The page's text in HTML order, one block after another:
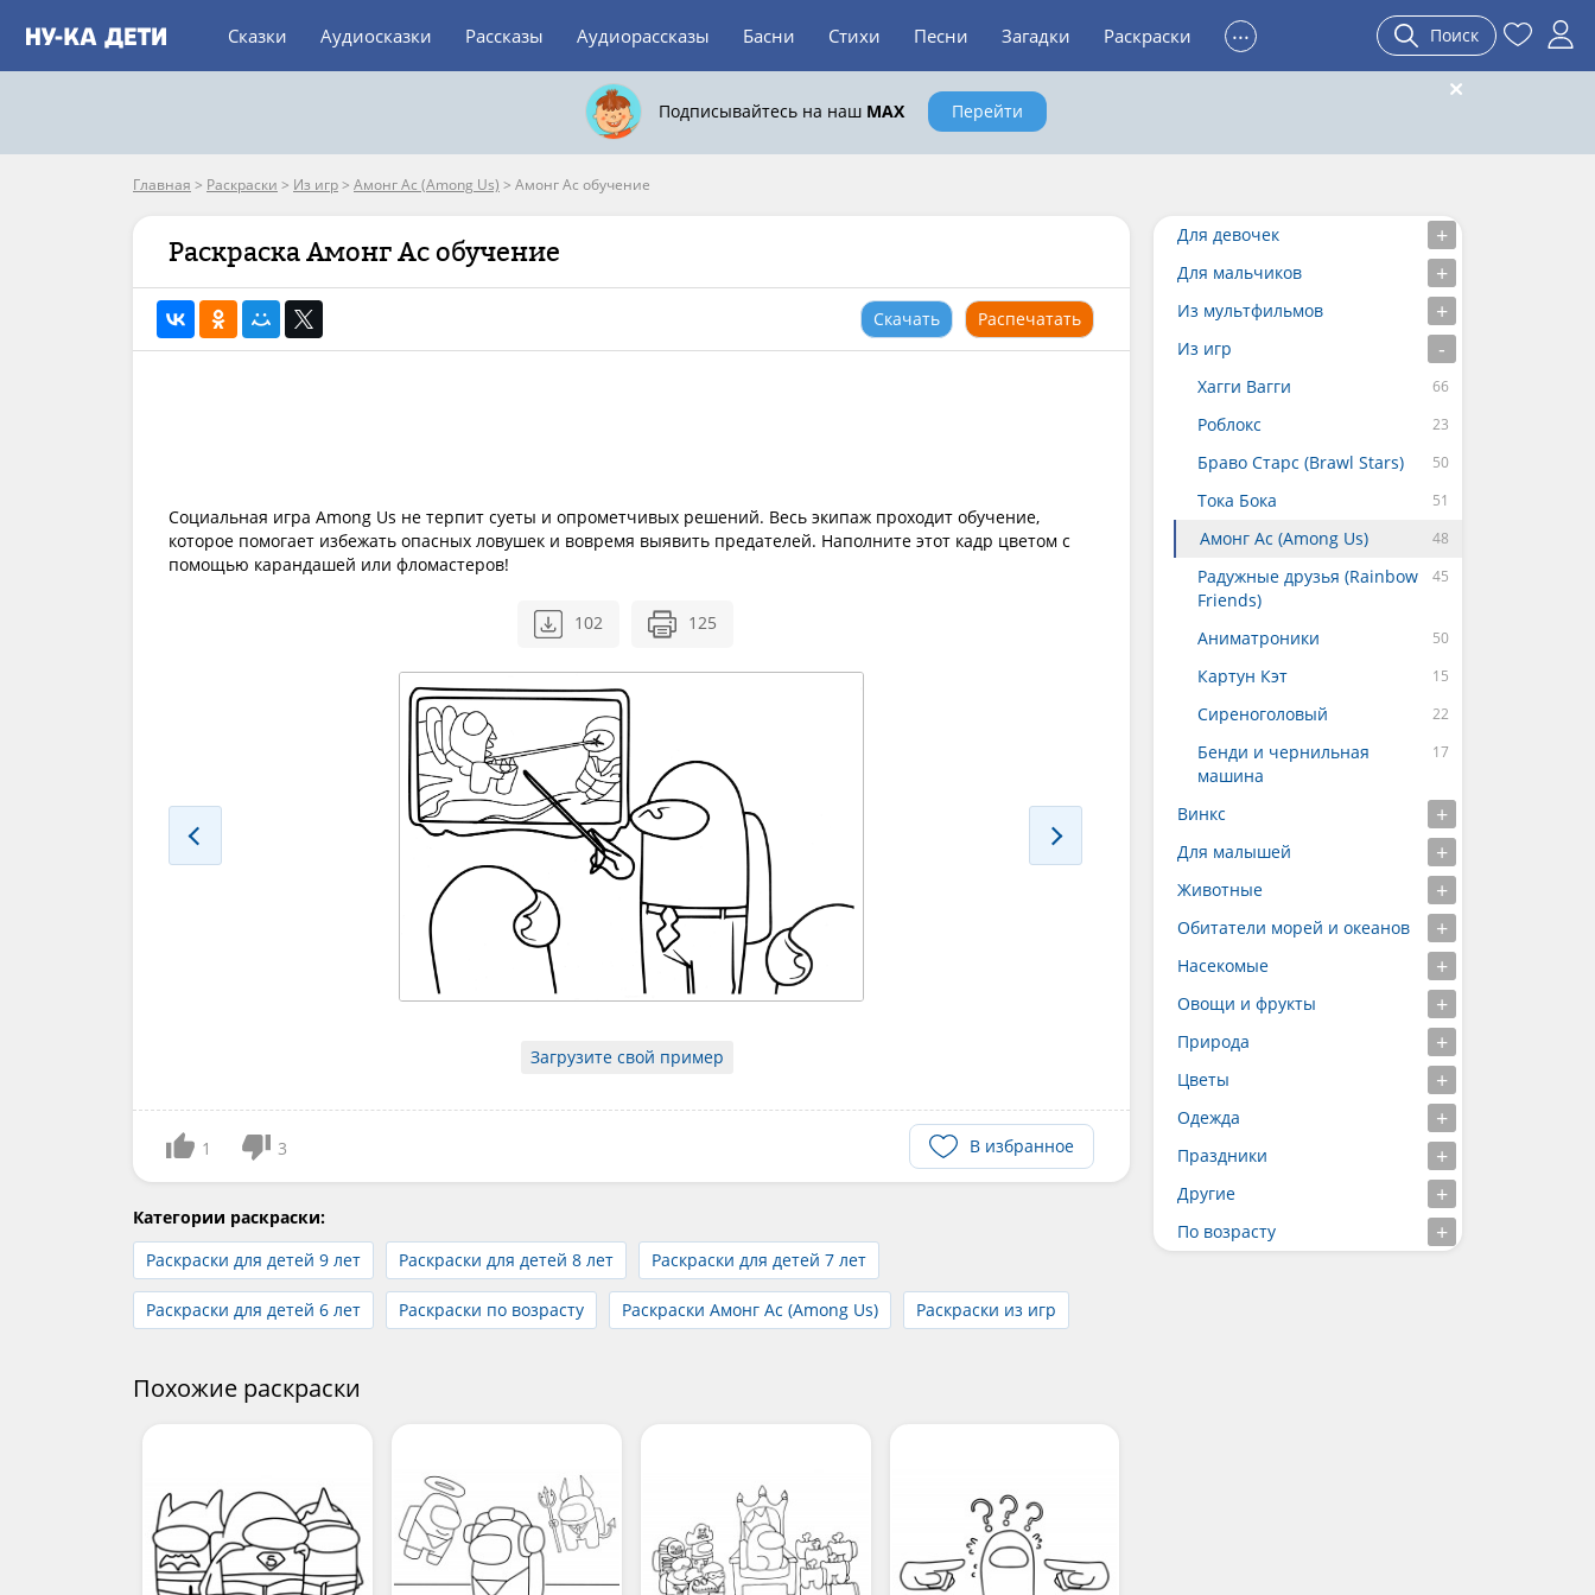
Сказки Аудиосказки Рассказы Аудиорассказы Басни Стихи Песни Загадки Раскраски ... Поиск
Подписывайтесь на наш MAX Перейти
Главная > Раскраски > Из игр> Амонг Ас (Among Us) > Амонг Ас обучение
Раскраска Амонг Ас обучение
Скачать Распечатать
Социальная игра Among Us не терпит суеты и опрометчивых решений. Весь экипаж проходит обучение,
которое помогает избежать опасных ловушек и вовремя выявить предателей. Наполните этот кадр цветом с
помощью карандашей или фломастеров!
102 125
Загрузите свой пример
1 3 В избранное
Категории раскраски:
Раскраски для детей 9 лет
Раскраски для детей 8 лет Раскраски для детей 7 лет
Раскраски для детей 6 лет Раскраски по возрасту Раскраски Амонг Ас (Among Us) Раскраски из игр
Похожие раскраски
Для девочек
Для мальчиков
Из мультфильмов
Из игр
Хагги Вагги
Роблокс
Браво Старс (Brawl Stars)
Тока Бока
Амонг Ас (Among Us)
Радужные друзья (Rainbow
Friends)
Аниматроники
Картун Кэт
Сиреноголовый
Бенди и чернильная
машина
Винкс
Для малышей
Животные
Обитатели морей и океанов
Насекомые
Овощи и фрукты
Природа
Цветы
Одежда
Праздники
Другие
По возрасту